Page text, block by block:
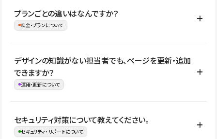
イト全体のデザインや設定がそのまま移行されるわけではないた
め、移行後にページ構成やデザイン、CMS設計、URL・リダイレク
はい。アクセス規模が大きいサイトや、複数部門での運用、権限管
理、セキュリティ確認、既存システムとの連携など、個別の要件が
ない段階でも、お問い合わせください。
お問合せはこちら
プランごとの違いはなんですか？
料金・プランについて
公開ページ数、バージョン履歴の期間、CMS利用数の上限、権限
管理の有無などがプランごとに異なります。詳しくは料金プランペ
ージをご覧ください。
デザインの知識がない担当者でも、ページを更新・追加
できますか？
運用・更新について
はい。CMSやコンポーネントを活用して更新範囲を設計しておく
ことで、デザインを崩しにくい状態で運用できます。 さらにコン
セキュリティ対策について教えてください。
セキュリティ・サポートについて